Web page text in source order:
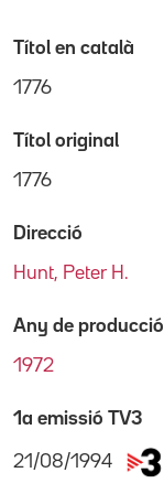
Títol en català
1776
Títol original
1776
Direcció
Hunt, Peter H.
Any de producció
1972
1a emissió TV3
21/08/1994